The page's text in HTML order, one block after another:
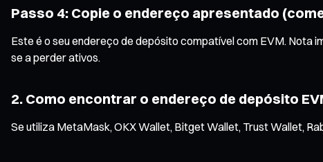
Passo 4: Copie o endereço apresentado
Este é o seu endereço de depósito compatível com EVM.
se a perder ativos.
2. Como encontrar o endereço de depósito
Se utiliza MetaMask, OKX Wallet, Bitget Wallet, Trust Wallet,